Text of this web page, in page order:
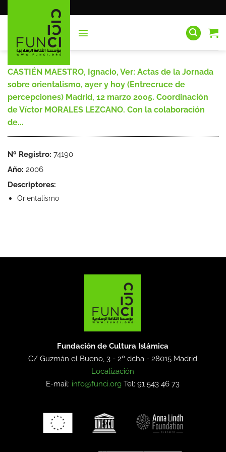
al
CASTIÉN MAESTRO, Ignacio, Ver: Actas de la Jornada
sobre orientalismo, ayer y hoy (Entrecruce de
percepciones) Madrid, 12 marzo 2005. Coordinación
de Víctor MORALES LEZCANO. Con la colaboración
de...
Nº Registro: 74190
Año: 2006
Descriptores:
Orientalismo
Fundación de Cultura Islámica
C/ Guzmán el Bueno, 3 - 2º dcha -28015 Madrid
Localización
E-mail: info@funci.org Tel: 91 543 46 73